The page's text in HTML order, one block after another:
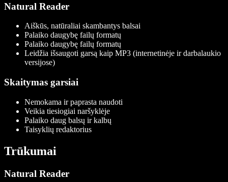
Natural Reader
Aiškūs, natūraliai skambantys balsai
Palaiko daugybę failų formatų
Palaiko daugybę failų formatų
Leidžia išsaugoti garsą kaip MP3 (internetinėje ir darbalaukio
versijose)
Skaitymas garsiai
Nemokama ir paprasta naudoti
Veikia tiesiogiai naršyklėje
Palaiko daug balsų ir kalbų
Taisyklių redaktorius
Trūkumai
Natural Reader